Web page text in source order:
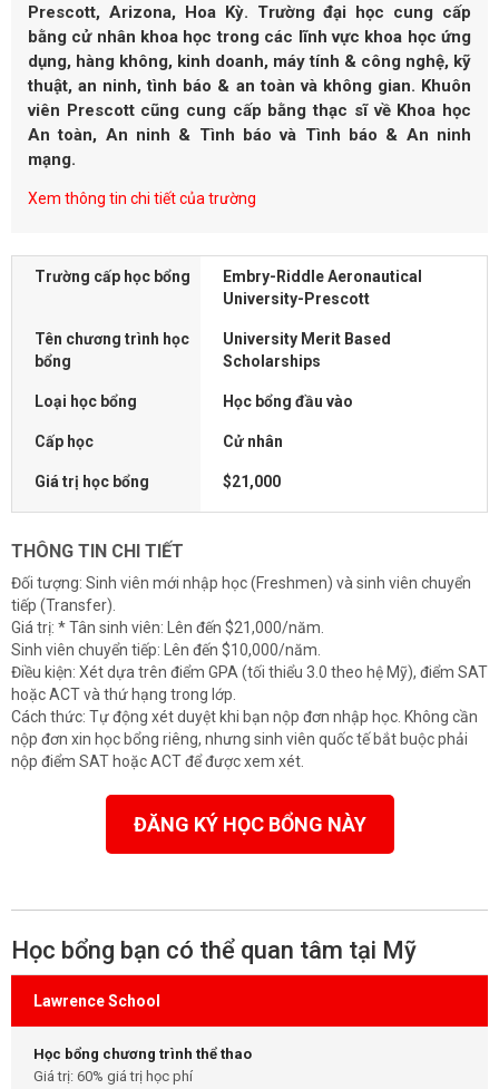
Prescott, Arizona, Hoa Kỳ. Trường đại học cung cấp
bằng cử nhân khoa học trong các lĩnh vực khoa học ứng
dụng, hàng không, kinh doanh, máy tính & công nghệ, kỹ
thuật, an ninh, tình báo & an toàn và không gian. Khuôn
viên Prescott cũng cung cấp bằng thạc sĩ về Khoa học
An toàn, An ninh & Tình báo và Tình báo & An ninh
mạng.
Xem thông tin chi tiết của trường
Trường cấp học bổng
Embry-Riddle Aeronautical
University-Prescott
Tên chương trình học
bổng
University Merit Based
Scholarships
Loại học bổng Học bổng đầu vào
Cấp học Cử nhân
Giá trị học bổng $21,000
THÔNG TIN CHI TIẾT
Đối tượng: Sinh viên mới nhập học (Freshmen) và sinh viên chuyển
tiếp (Transfer).
Giá trị: * Tân sinh viên: Lên đến $21,000/năm.
Sinh viên chuyển tiếp: Lên đến $10,000/năm.
Điều kiện: Xét dựa trên điểm GPA (tối thiểu 3.0 theo hệ Mỹ), điểm SAT
hoặc ACT và thứ hạng trong lớp.
Cách thức: Tự động xét duyệt khi bạn nộp đơn nhập học. Không cần
nộp đơn xin học bổng riêng, nhưng sinh viên quốc tế bắt buộc phải
nộp điểm SAT hoặc ACT để được xem xét.
ĐĂNG KÝ HỌC BỔNG NÀY
Học bổng bạn có thể quan tâm tại Mỹ
Lawrence School
Học bổng chương trình thể thao
Giá trị: 60% giá trị học phí